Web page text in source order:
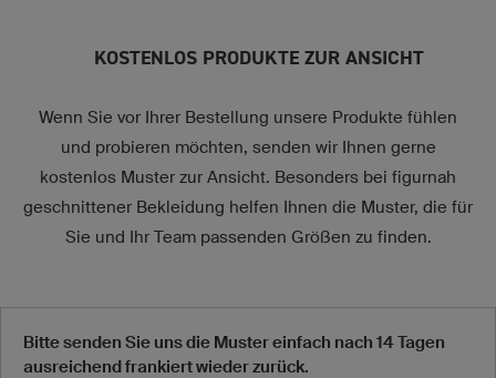
KOSTENLOS PRODUKTE ZUR ANSICHT
Wenn Sie vor Ihrer Bestellung unsere Produkte fühlen
und probieren möchten, senden wir Ihnen gerne
kostenlos Muster zur Ansicht. Besonders bei figurnah
geschnittener Bekleidung helfen Ihnen die Muster, die für
Sie und Ihr Team passenden Größen zu finden.
Bitte senden Sie uns die Muster einfach nach 14 Tagen
ausreichend frankiert wieder zurück.